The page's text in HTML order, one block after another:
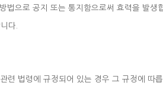
으로 공지 또는 통지함으로써 효력을 발생
다.
련 법령에 규정되어 있는 경우 그 규정에 따릅